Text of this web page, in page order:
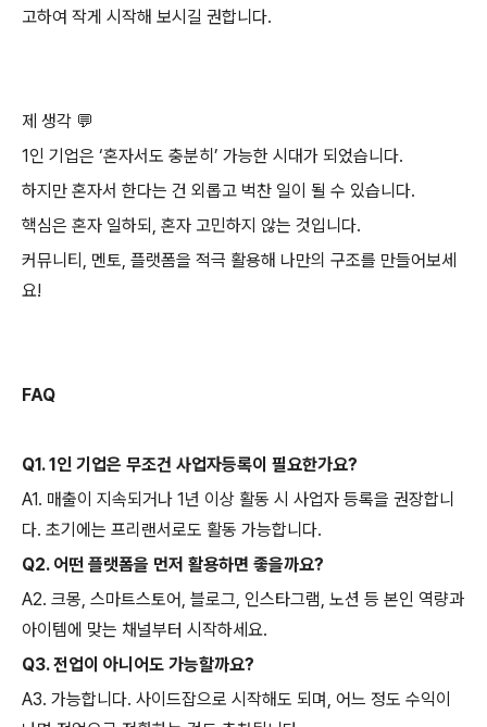
고하여 작게 시작해 보시길 권합니다.
제 생각 💬
1인 기업은 ‘혼자서도 충분히’ 가능한 시대가 되었습니다.
하지만 혼자서 한다는 건 외롭고 벅찬 일이 될 수 있습니다.
핵심은 혼자 일하되, 혼자 고민하지 않는 것입니다.
커뮤니티, 멘토, 플랫폼을 적극 활용해 나만의 구조를 만들어보세
요!
FAQ
Q1. 1인 기업은 무조건 사업자등록이 필요한가요?
A1. 매출이 지속되거나 1년 이상 활동 시 사업자 등록을 권장합니
다. 초기에는 프리랜서로도 활동 가능합니다.
Q2. 어떤 플랫폼을 먼저 활용하면 좋을까요?
A2. 크몽, 스마트스토어, 블로그, 인스타그램, 노션 등 본인 역량과
아이템에 맞는 채널부터 시작하세요.
Q3. 전업이 아니어도 가능할까요?
A3. 가능합니다. 사이드잡으로 시작해도 되며, 어느 정도 수익이